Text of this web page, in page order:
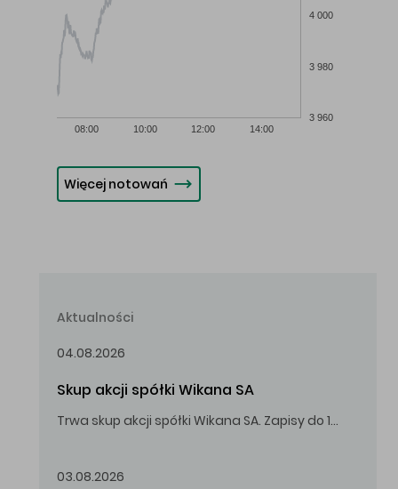
08:00 10:00 12:00 14:00
3 960
3 980
4 000
Więcej notowań
Aktualności
04.08.2026
Skup akcji spółki Wikana SA
Trwa skup akcji spółki Wikana SA. Zapisy do 14.08.2026 r. do godz. 16.00.
03.08.2026